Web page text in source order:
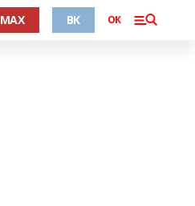
MAX ВК ОК